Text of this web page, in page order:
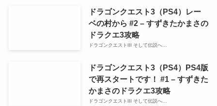
ドラゴンクエスト3（PS4）レー
ベの村から #2 – すずきたかまさの
ドラクエ3攻略
ドラゴンクエストIII そして伝説へ…
ドラゴンクエスト3（PS4）PS4版
で再スタートです！ #1 – すずきた
かまさのドラクエ3攻略
ドラゴンクエストIII そして伝説へ…